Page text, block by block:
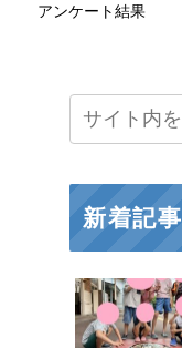
アンケート結果
新着記事